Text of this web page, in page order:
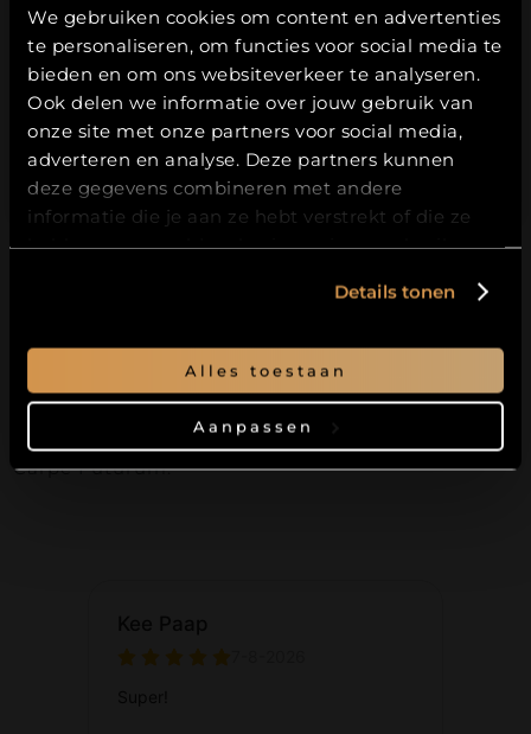
We gebruiken cookies om content en advertenties
te personaliseren, om functies voor social media te
bieden en om ons websiteverkeer te analyseren.
Ook delen we informatie over jouw gebruik van
onze site met onze partners voor social media,
adverteren en analyse. Deze partners kunnen
deze gegevens combineren met andere
informatie die je aan ze hebt verstrekt of die ze
hebben verzameld op basis van jouw gebruik van
Details tonen
Alles toestaan
Aanpassen
heen.
Waarom kiezen voor deze West Coast
IPA?
✔ Klassieke stijl – droog en uitgesproken
✔ Rijk aan Simcoe, Nectaron, Centennial en
Mosaic
van een uitgesproken, klassieke IPA.
Bestel vandaag nog en proef hoe een echte West
Coast IPA hoort te smaken.
Carpe Futurum.
Hierbij bevestig ik dat ik 18jaar of ouder
ben.
JA
NEE